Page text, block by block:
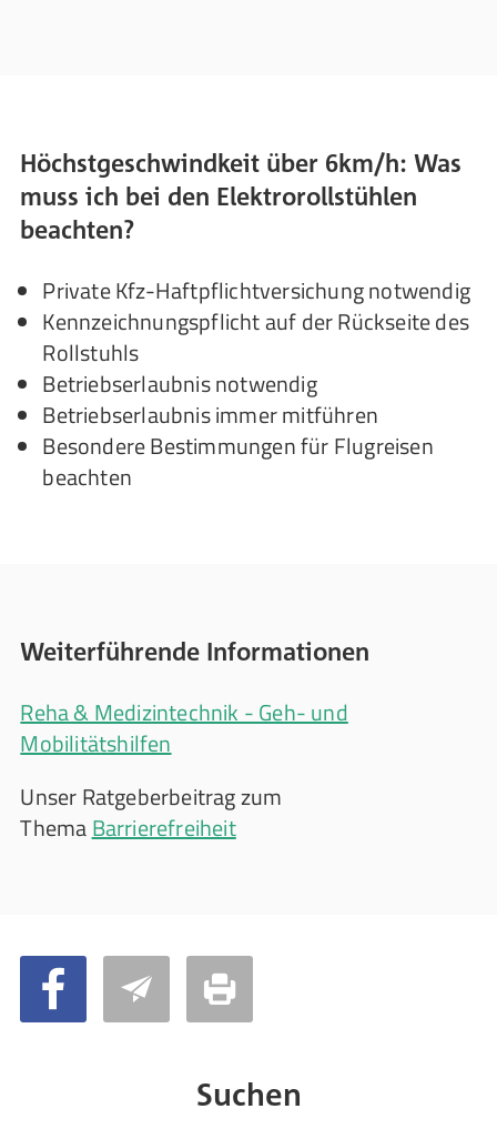
Höchstgeschwindkeit über 6km/h: Was
muss ich bei den Elektrorollstühlen
beachten?
Private Kfz-Haftpflichtversichung notwendig
Kennzeichnungspflicht auf der Rückseite des
Rollstuhls
Betriebserlaubnis notwendig
Betriebserlaubnis immer mitführen
Besondere Bestimmungen für Flugreisen
beachten
Weiterführende Informationen
Reha & Medizintechnik - Geh- und
Mobilitätshilfen
Unser Ratgeberbeitrag zum
ThemaBarrierefreiheit
Suchen